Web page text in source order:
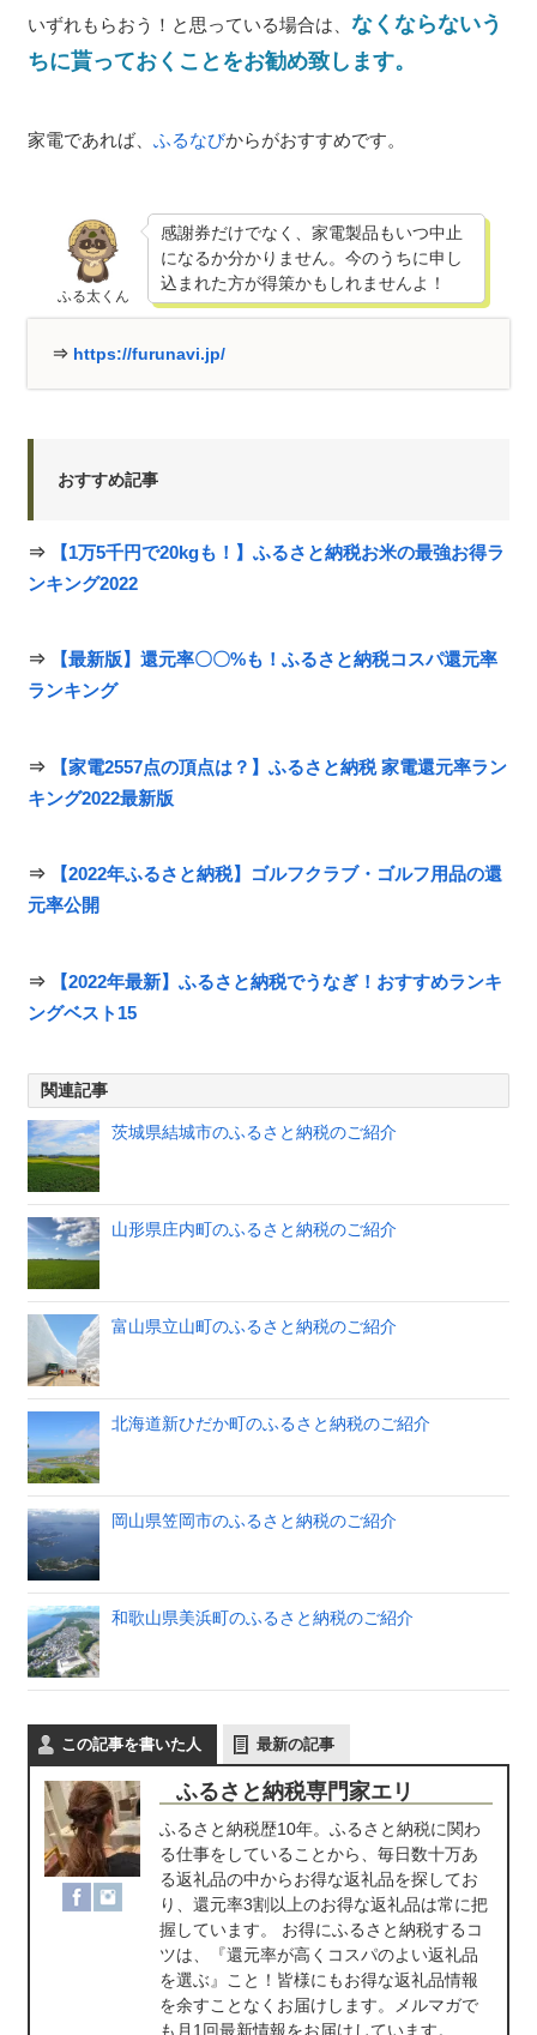
いずれもらおう！と思っている場合は、 なくならないう
ちに貰っておくことをお勧め致します。
家電であれば、 ふるなびからがおすすめです。
ふる太くん
感謝券だけでなく、家電製品もいつ中止
になるか分かりません。今のうちに申し
込まれた方が得策かもしれませんよ！
⇒ https://furunavi.jp/
おすすめ記事
⇒
【1万5千円で20kgも！】ふるさと納税お米の最強お得ラ
ンキング2022
⇒
【最新版】還元率〇〇%も！ふるさと納税コスパ還元率
ランキング
⇒
【家電2557点の頂点は？】ふるさと納税 家電還元率ラン
キング2022最新版
⇒
【2022年ふるさと納税】ゴルフクラブ・ゴルフ用品の還
元率公開
⇒
【2022年最新】ふるさと納税でうなぎ！おすすめランキ
ングベスト15
関連記事
茨城県結城市のふるさと納税のご紹介
山形県庄内町のふるさと納税のご紹介
富山県立山町のふるさと納税のご紹介
北海道新ひだか町のふるさと納税のご紹介
岡山県笠岡市のふるさと納税のご紹介
和歌山県美浜町のふるさと納税のご紹介
この記事を書いた人 最新の記事
ふるさと納税専門家エリ
ふるさと納税歴10年。ふるさと納税に関わ
る仕事をしていることから、毎日数十万あ
る返礼品の中からお得な返礼品を探してお
り、還元率3割以上のお得な返礼品は常に把
握しています。 お得にふるさと納税するコ
ツは、『還元率が高くコスパのよい返礼品
を選ぶ』こと！皆様にもお得な返礼品情報
を余すことなくお届けします。メルマガで
も月1回最新情報をお届けしています。